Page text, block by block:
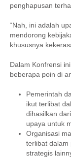
penghapusan
“Nah, ini adalah
mendorong
khususnya
Dalam Konfrensi
beberapa poin di
Pemerintah
ikut terlibat
dihasilkan
upaya untuk
Organisasi
terlibat dalam
strategis